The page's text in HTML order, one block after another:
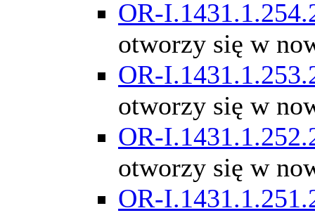
OR-
otworzy się w
OR-
otworzy się w
OR-
otworzy się w
OR-